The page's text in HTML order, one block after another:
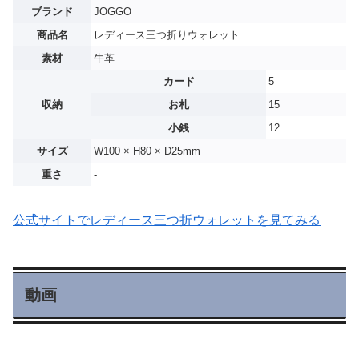
ブランド
JOGGO
商品名
レディース三つ折りウォレット
素材
牛革
収納
カード
5
お札
15
小銭
12
サイズ
W100 × H80 × D25mm
重さ
-
公式サイトでレディース三つ折ウォレットを見てみる
動画